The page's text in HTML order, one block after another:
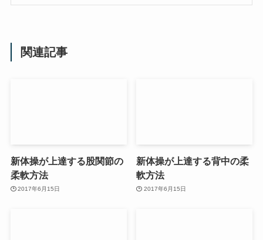
関連記事
新体操が上達する股関節の
柔軟方法
2017年6月15日
新体操が上達する背中の柔
軟方法
2017年6月15日